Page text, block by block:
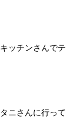
ッチンさんでテ
ニさんに行って